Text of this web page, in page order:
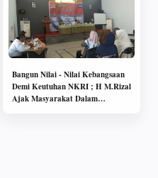
Bangun Nilai - Nilai Kebangsaan
Demi Keutuhan NKRI ; H M.Rizal
Ajak Masyarakat Dalam